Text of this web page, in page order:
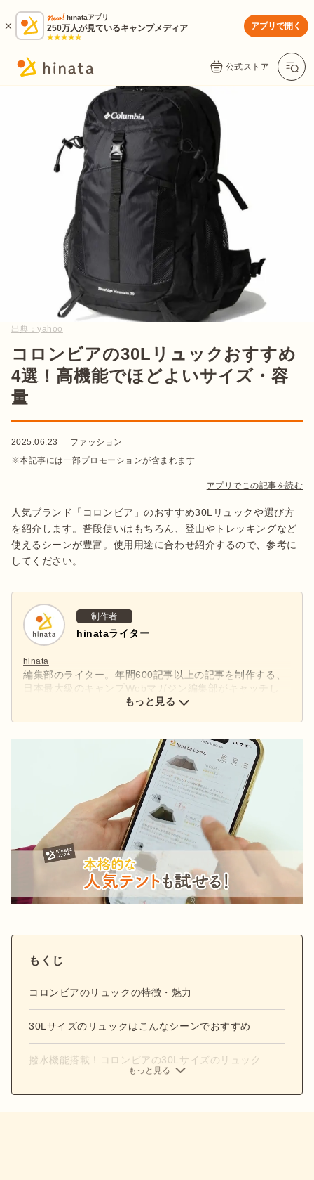
hinataアプリ
250万人が見ているキャンプメディア アプリで開く
公式ストア
出典：yahoo
コロンビアの30Lリュックおすすめ
4選！高機能でほどよいサイズ・容
量
2025.06.23
ファッション
※本記事には一部プロモーションが含まれます
アプリでこの記事を読む
人気ブランド「コロンビア」のおすすめ30Lリュックや選び方
を紹介します。普段使いはもちろん、登山やトレッキングなど
使えるシーンが豊富。使用用途に合わせ紹介するので、参考に
してください。
制作者
hinataライター
hinata
編集部のライター。年間600記事以上の記事を制作する、
日本最大級のキャンプWebマガジン編集部がキャッチし
た、アウトドアの最新情報をお届けします。
もっと見る
もくじ
コロンビアのリュックの特徴・魅力
30Lサイズのリュックはこんなシーンでおすすめ
撥水機能搭載！コロンビアの30Lサイズのリュック
もっと見る